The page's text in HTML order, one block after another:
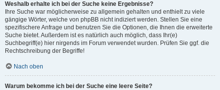
Weshalb erhalte ich bei der Suche keine Ergebnisse?
Ihre Suche war möglicherweise zu allgemein gehalten und enthielt zu viele
gängige Wörter, welche von phpBB nicht indiziert werden. Stellen Sie eine
spezifischere Anfrage und benutzen Sie die Optionen, die Ihnen die erweiterte
Suche bietet. Außerdem ist es natürlich auch möglich, dass Ihr(e)
Suchbegriff(e) hier nirgends im Forum verwendet wurden. Prüfen Sie ggf. die
Rechtschreibung der Begriffe!
Nach oben
Warum bekomme ich bei der Suche eine leere Seite?